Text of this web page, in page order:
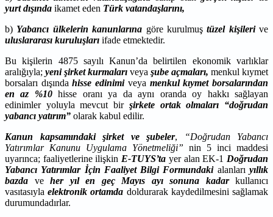
yurt dışında ikamet eden Türk vatandaşlarını,
b) Yabancı ülkelerin kanunlarına göre kurulmuştüzel kişilerive
uluslararası kuruluşları ifade etmektedir.
Bu kişilerin 4875 sayılı Kanun’da belirtilen ekonomik varlıklar
aralığıyla; yeni şirket kurmaları veya şube açmaları, menkul kıymet
borsaları dışındahisse edinimiveya menkul kıymet borsalarından
en az %10hisse oranı ya da aynı oranda oy hakkı sağlayan
edinimler yoluyla mevcut bir şirkete ortak olmaları “doğrudan
yabancı yatırım” olarak kabul edilir.
Kanun kapsamındaki
şirket ve şubeler,
“Doğrudan Yabancı
Yatırımlar Kanunu Uygulama Yönetmeliği” nin 5 inci maddesi
uyarınca; faaliyetlerine ilişkin E-TUYS’ta yer alan EK-1 Doğrudan
Yabancı Yatırımlar İçin Faaliyet Bilgi Formundakialanlarıyıllık
bazda ve her yıl en geç Mayıs ayı sonuna kadarkullanıcı
vasıtasıylaelektronik ortamda doldurarak kaydedilmesini sağlamak
durumundadırlar.